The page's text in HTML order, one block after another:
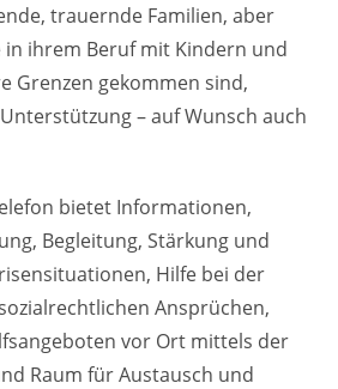
trauernde Familien, aber
in ihrem Beruf mit Kindern und
Grenzen gekommen sind,
– auf Wunsch auch
bietet Informationen,
Begleitung, Stärkung und
Hilfe bei der
Ansprüchen,
vor Ort mittels der
Raum für Austausch und